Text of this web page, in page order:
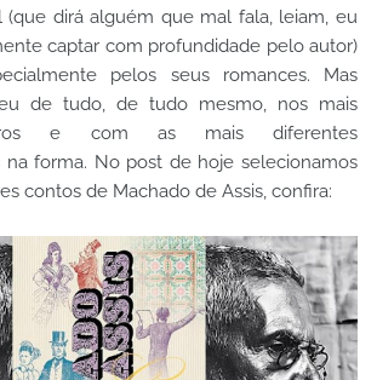
(que dirá alguém que mal fala, leiam, eu
captar com profundidade pelo autor)
pelos seus romances. Mas
de tudo, de tudo mesmo, nos mais
e com as mais diferentes
na forma. No post de hoje selecionamos
contos de Machado de Assis, confira: